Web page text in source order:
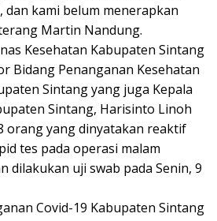
dan kami belum menerapkan
Martin Nandung.
Kesehatan Kabupaten Sintang
Bidang Penanganan Kesehatan
Sintang yang juga Kepala
Sintang, Harisinto Linoh
orang yang dinyatakan reaktif
tes pada operasi malam
dilakukan uji swab pada Senin, 9
Covid-19 Kabupaten Sintang